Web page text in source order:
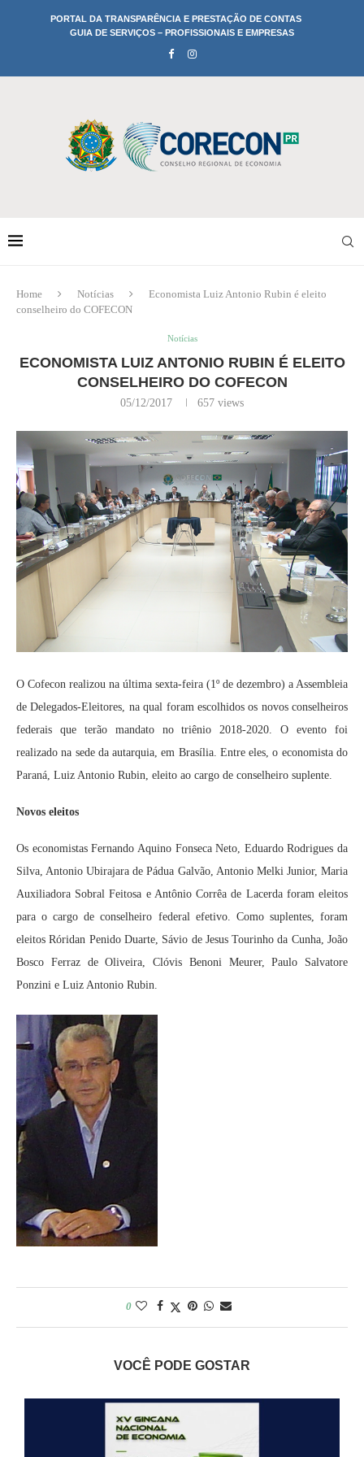
PORTAL DA TRANSPARÊNCIA E PRESTAÇÃO DE CONTAS
GUIA DE SERVIÇOS – PROFISSIONAIS E EMPRESAS
Home Notícias
Economista Luiz Antonio Rubin é eleito
conselheiro do COFECON
Notícias
ECONOMISTA LUIZ ANTONIO RUBIN É ELEITO
CONSELHEIRO DO COFECON
05/12/2017 657 views
O Cofecon realizou na última sexta-feira (1º de dezembro) a Assembleia
de Delegados-Eleitores, na qual foram escolhidos os novos conselheiros
federais que terão mandato no triênio 2018-2020. O evento foi
realizado na sede da autarquia, em Brasília. Entre eles, o economista do
Paraná, Luiz Antonio Rubin, eleito ao cargo de conselheiro suplente.
Novos eleitos
Os economistas Fernando Aquino Fonseca Neto, Eduardo Rodrigues da
Silva, Antonio Ubirajara de Pádua Galvão, Antonio Melki Junior, Maria
Auxiliadora Sobral Feitosa e Antônio Corrêa de Lacerda foram eleitos
para o cargo de conselheiro federal efetivo. Como suplentes, foram
eleitos Róridan Penido Duarte, Sávio de Jesus Tourinho da Cunha, João
Bosco Ferraz de Oliveira, Clóvis Benoni Meurer, Paulo Salvatore
Ponzini e Luiz Antonio Rubin.
0
VOCÊ PODE GOSTAR